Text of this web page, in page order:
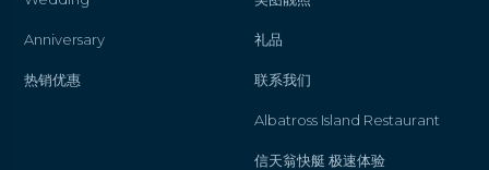
Anniversary
热销优惠
礼品
联系我们
Albatross Island Restaurant
信天翁快艇 极速体验